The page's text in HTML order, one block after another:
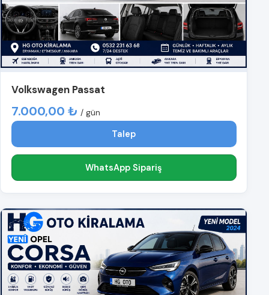
Volkswagen Passat
7.000,00 ₺ / gün
Talep
WhatsApp Sipariş